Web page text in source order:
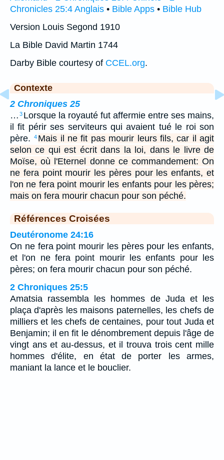
Chronicles 25:4 Anglais • Bible Apps • Bible Hub
Version Louis Segond 1910
La Bible David Martin 1744
Darby Bible courtesy of CCEL.org.
Contexte
2 Chroniques 25
… 3 Lorsque la royauté fut affermie entre ses mains,
il fit périr ses serviteurs qui avaient tué le roi son
père.
4 Mais il ne fit pas mourir leurs fils, car il agit
selon ce qui est écrit dans la loi, dans le livre de
Moïse, où l'Eternel donne ce commandement: On
ne fera point mourir les pères pour les enfants, et
l'on ne fera point mourir les enfants pour les pères;
mais on fera mourir chacun pour son péché.
Références Croisées
Deutéronome 24:16
On ne fera point mourir les pères pour les enfants,
et l'on ne fera point mourir les enfants pour les
pères; on fera mourir chacun pour son péché.
2 Chroniques 25:5
Amatsia rassembla les hommes de Juda et les
plaça d'après les maisons paternelles, les chefs de
milliers et les chefs de centaines, pour tout Juda et
Benjamin; il en fit le dénombrement depuis l'âge de
vingt ans et au-dessus, et il trouva trois cent mille
hommes d'élite, en état de porter les armes,
maniant la lance et le bouclier.